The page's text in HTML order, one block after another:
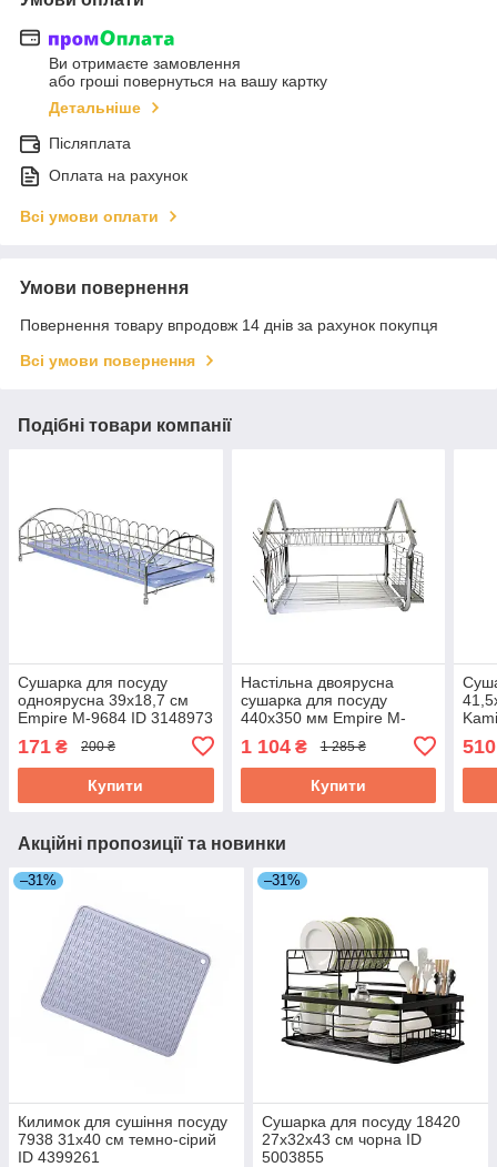
Ви отримаєте замовлення
або гроші повернуться на вашу картку
Детальніше
Післяплата
Оплата на рахунок
Всі умови оплати
Умови повернення
Повернення товару впродовж 14 днів за рахунок покупця
Всі умови повернення
Подібні товари компанії
Сушарка для посуду
одноярусна 39х18,7 см
Empire М-9684 ID 3148973
171 ₴ 200 ₴
Купити
Настільна двоярусна
сушарка для посуду
440х350 мм Empire M-
1 104₴ 1 285 ₴
Купити
510
Акційні пропозиції та новинки
–31%
Килимок для сушіння посуду
7938 31х40 см темно-сірий
ID 4399261
–31%
Сушарка для посуду 18420
27х32х43 см чорна ID
5003855